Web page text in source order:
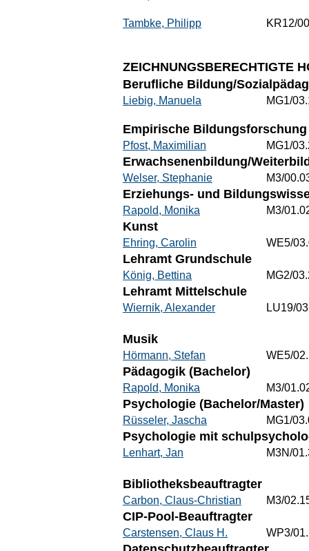
Tambke, Philipp KR12/
ZEICHNUNGSBERECHTIGTE
Berufliche Bildung/
Liebig, Manuela MG1/
Empirische Bildungsforschung
Pfost, Maximilian MG1/
Erwachsenenbildung/
Welser, Stephanie M3/
Erziehungs- und
Rapold, Monika M3/
Kunst
Ehring, Carolin WE5/
Lehramt Grundschule
König, Bettina MG2/
Lehramt Mittelschule
Wiernik, Alexander LU19/
Musik
Hörmann, Stefan WE5/
Pädagogik (Bachelor)
Rapold, Monika M3/
Psychologie (Bachelor/Master)
Rüsseler, Jascha MG1/
Psychologie mit
Lenhart, Jan M3N/
Bibliotheksbeauftragter
Carbon, Claus-Christian M3/
CIP-Pool-Beauftragter
Carstensen, Claus H. WP3/